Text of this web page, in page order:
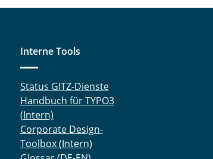
Interne Tools
Status GITZ-Dienste
Handbuch für TYPO3
(Intern)
Corporate Design-
Toolbox (Intern)